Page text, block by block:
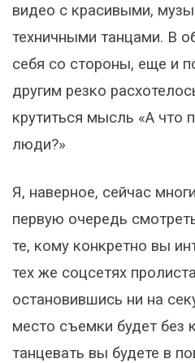
видео с красивыми,
техничными танцами. В
себя со стороны, еще и
другим резко
крутиться мысль «А что
люди?»
Я, наверное, сейчас
первую очередь
те, кому конкретно вы
тех же соцсетях
остановившись ни на
место съемки будет без
танцевать вы будете в